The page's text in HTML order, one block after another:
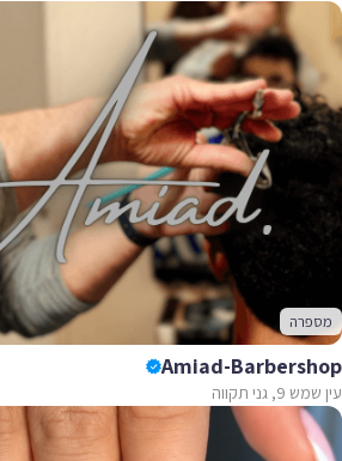
מספרה
Amiad-Barbershop
עין שמש 9, גני תקווה